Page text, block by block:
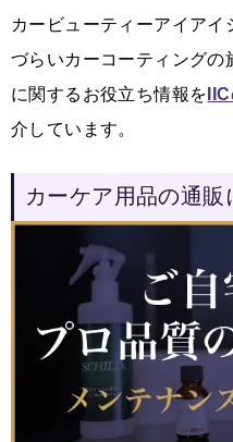
カービューティーアイアイ
づらいカーコーティングの
に関するお役立ち情報を
介しています。
カーケア用品の通販